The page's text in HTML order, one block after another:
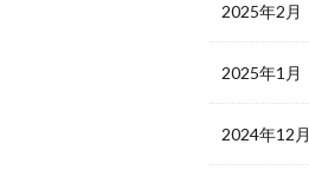
2025年2月
2025年1月
2024年12月